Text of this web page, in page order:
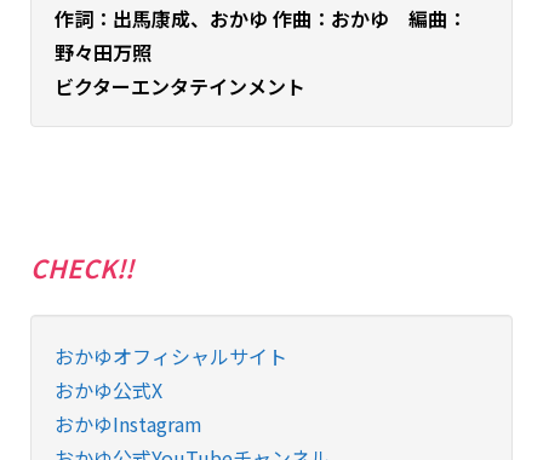
作詞：出馬康成、おかゆ 作曲：おかゆ 編曲：
野々田万照
ビクターエンタテインメント
CHECK!!
おかゆオフィシャルサイト
おかゆ公式X
おかゆInstagram